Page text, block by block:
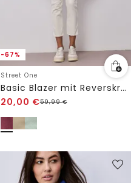
-67%
Street One
Basic Blazer mit Reverskragen
20,00 €59,99€